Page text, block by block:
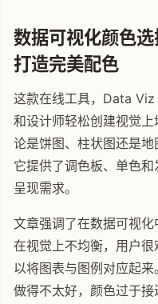
数据可视化颜色
打造完美配色
这款在线工具，Data
和设计师轻松创建视觉
论是饼图、柱状图还是地
它提供了调色板、单色
呈现需求。
文章强调了在数据可视
在视觉上不均衡，用户
以将图表与图例对应起
做得不太好，颜色过于